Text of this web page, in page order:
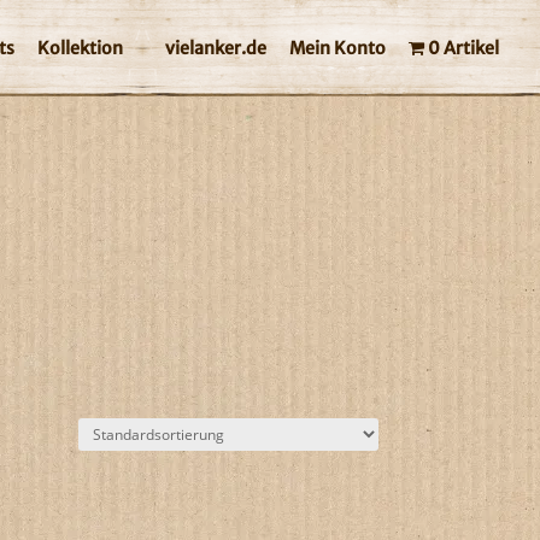
Kollektion vielanker.de Mein Konto 0 Artikel